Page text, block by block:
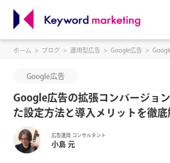
ホーム ブログ 運用型広告 Google広告 Google広告の拡
Google広告
Google広告の拡張コンバージョ
た設定方法と導入メリットを徹底
広告運用 コンサルタント
小島 元